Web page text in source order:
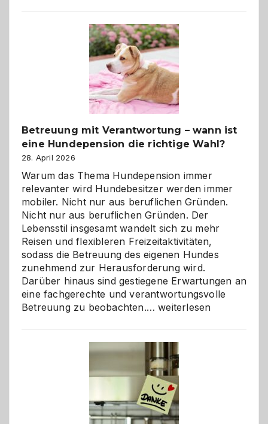
Betreuung mit Verantwortung – wann ist
eine Hundepension die richtige Wahl?
28. April 2026
Warum das Thema Hundepension immer
relevanter wird Hundebesitzer werden immer
mobiler. Nicht nur aus beruflichen Gründen.
Nicht nur aus beruflichen Gründen. Der
Lebensstil insgesamt wandelt sich zu mehr
Reisen und flexibleren Freizeitaktivitäten,
sodass die Betreuung des eigenen Hundes
zunehmend zur Herausforderung wird.
Darüber hinaus sind gestiegene Erwartungen an
eine fachgerechte und verantwortungsvolle
Betreuung zu beobachten.…Betreuung
wann
ist
eine
Hundepension
die
weiterlesen